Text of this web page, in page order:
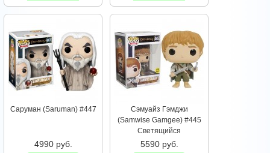
Саруман (Saruman) #447
4990 руб.
Сэмуайз Гэмджи
(Samwise Gamgee) #445
Светящийся
5590 руб.